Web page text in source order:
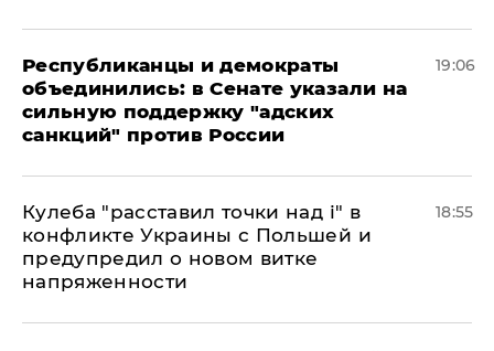
Республиканцы и демократы
объединились: в Сенате указали на
сильную поддержку "адских
санкций" против России
19:06
Кулеба "расставил точки над і" в
конфликте Украины с Польшей и
предупредил о новом витке
напряженности
18:55